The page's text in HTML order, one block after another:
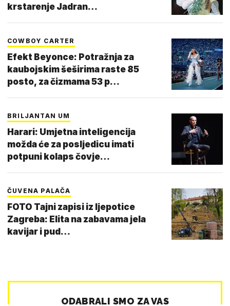
krstarenje Jadran…
COWBOY CARTER
Efekt Beyonce: Potražnja za
kaubojskim šeširima raste 85
posto, za čizmama 53 p…
BRILJANTAN UM
Harari: Umjetna inteligencija
možda će za posljedicu imati
potpuni kolaps čovje…
ČUVENA PALAČA
FOTO Tajni zapisi iz ljepotice
Zagreba: Elita na zabavama jela
kavijar i pud…